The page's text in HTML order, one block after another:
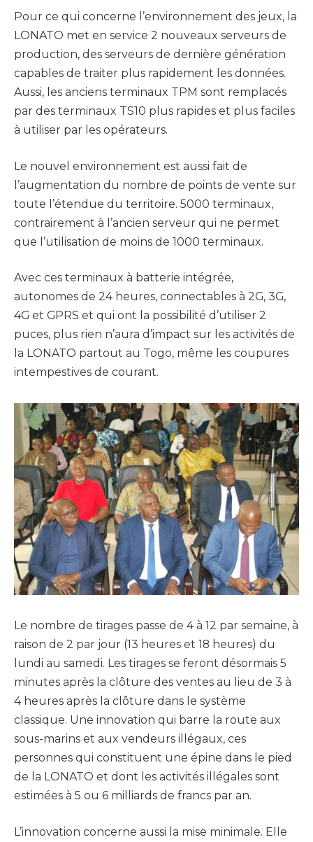
Pour ce qui concerne l’environnement des jeux, la
LONATO met en service 2 nouveaux serveurs de
production, des serveurs de dernière génération
capables de traiter plus rapidement les données.
Aussi, les anciens terminaux TPM sont remplacés
par des terminaux TS10 plus rapides et plus faciles
à utiliser par les opérateurs.
Le nouvel environnement est aussi fait de
l’augmentation du nombre de points de vente sur
toute l’étendue du territoire. 5000 terminaux,
contrairement à l’ancien serveur qui ne permet
que l’utilisation de moins de 1000 terminaux.
Avec ces terminaux à batterie intégrée,
autonomes de 24 heures, connectables à 2G, 3G,
4G et GPRS et qui ont la possibilité d’utiliser 2
puces, plus rien n’aura d’impact sur les activités de
la LONATO partout au Togo, même les coupures
intempestives de courant.
Le nombre de tirages passe de 4 à 12 par semaine, à
raison de 2 par jour (13 heures et 18 heures) du
lundi au samedi. Les tirages se feront désormais 5
minutes après la clôture des ventes au lieu de 3 à
4 heures après la clôture dans le système
classique. Une innovation qui barre la route aux
sous-marins et aux vendeurs illégaux, ces
personnes qui constituent une épine dans le pied
de la LONATO et dont les activités illégales sont
estimées à 5 ou 6 milliards de francs par an.
L’innovation concerne aussi la mise minimale. Elle